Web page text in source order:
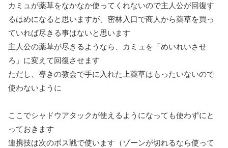
カミュが薬草をなかなか使ってくれないので主人公が回復す
るはめになると思いますが、密林入口で商人から薬草を買っ
ていれば尽きる事はないと思います
主人公の薬草が尽きるようなら、カミュを「めいれいさせ
ろ」に変えて回復させます
ただし、導きの教会で手に入れた上薬草はもったいないので
使わないように
ここでシャドウアタックが使えるようになっても使わずにと
っておきます
連携技は次のボス戦で使います（ゾーンが切れるなら使って